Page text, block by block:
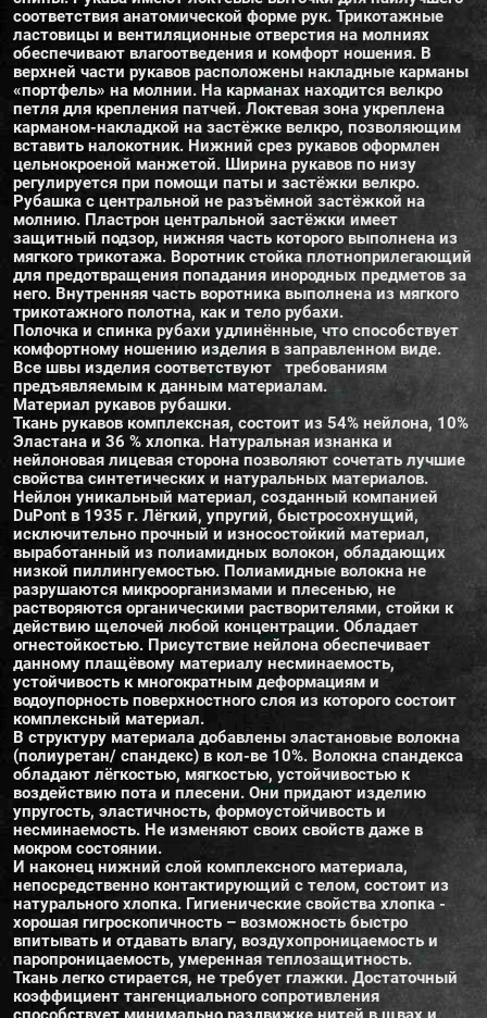
соответствия анатомической форме рук. Трикотажные
ластовицы и вентиляционные отверстия на молниях
обеспечивают влагоотведения и комфорт ношения. В
верхней части рукавов расположены накладные карманы
«портфель» на молнии. На карманах находится велкро
петля для крепления патчей. Локтевая зона укреплена
карманом-накладкой на застёжке велкро, позволяющим
вставить налокотник. Нижний срез рукавов оформлен
цельнокроеной манжетой. Ширина рукавов по низу
регулируется при помощи паты и застёжки велкро.
Рубашка с центральной не разъёмной застёжкой на
молнию. Пластрон центральной застёжки имеет
защитный подзор, нижняя часть которого выполнена из
мягкого трикотажа. Воротник стойка плотноприлегающий
для предотвращения попадания инородных предметов за
него. Внутренняя часть воротника выполнена из мягкого
трикотажного полотна, как и тело рубахи.
Полочка и спинка рубахи удлинённые, что способствует
комфортному ношению изделия в заправленном виде.
Все швы изделия соответствуют требованиям
предъявляемым к данным материалам.
Материал рукавов рубашки.
Ткань рукавов комплексная, состоит из 54% нейлона, 10%
Эластана и 36 % хлопка. Натуральная изнанка и
нейлоновая лицевая сторона позволяют сочетать лучшие
свойства синтетических и натуральных материалов.
Нейлон уникальный материал, созданный компанией
DuPont в 1935 г. Лёгкий, упругий, быстросохнущий,
исключительно прочный и износостойкий материал,
выработанный из полиамидных волокон, обладающих
низкой пиллингуемостью. Полиамидные волокна не
разрушаются микроорганизмами и плесенью, не
растворяются органическими растворителями, стойки к
действию щелочей любой концентрации. Обладает
огнестойкостью. Присутствие нейлона обеспечивает
данному плащёвому материалу несминаемость,
устойчивость к многократным деформациям и
водоупорность поверхностного слоя из которого состоит
комплексный материал.
В структуру материала добавлены эластановые волокна
(полиуретан/ спандекс) в кол-ве 10%. Волокна спандекса
обладают лёгкостью, мягкостью, устойчивостью к
воздействию пота и плесени. Они придают изделию
упругость, эластичность, формоустойчивость и
несминаемость. Не изменяют своих свойств даже в
мокром состоянии.
И наконец нижний слой комплексного материала,
непосредственно контактирующий с телом, состоит из
натурального хлопка. Гигиенические свойства хлопка -
хорошая гигроскопичность – возможность быстро
впитывать и отдавать влагу, воздухопроницаемость и
паропроницаемость, умеренная теплозащитность.
Ткань легко стирается, не требует глажки. Достаточный
коэффициент тангенциального сопротивления